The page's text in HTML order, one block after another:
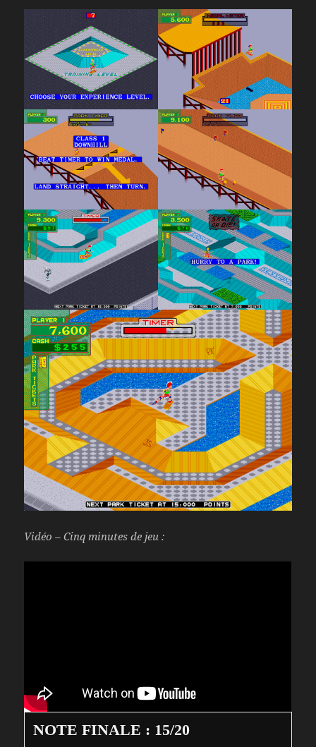
Vidéo – Cinq minutes de jeu :
NOTE FINALE : 15/20